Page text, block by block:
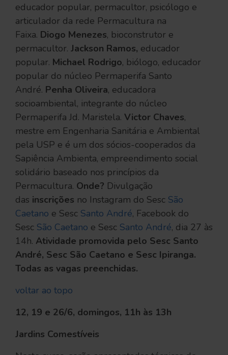
educador popular, permacultor, psicólogo e
articulador da rede Permacultura na
Faixa. Diogo Menezes, bioconstrutor e
permacultor. Jackson Ramos, educador
popular. Michael Rodrigo, biólogo, educador
popular do núcleo Permaperifa Santo
André. Penha Oliveira, educadora
socioambiental, integrante do núcleo
Permaperifa Jd. Maristela. Victor Chaves,
mestre em Engenharia Sanitária e Ambiental
pela USP e é um dos sócios-cooperados da
Sapiência Ambienta, empreendimento social
solidário baseado nos princípios da
Permacultura. Onde? Divulgação
das inscrições no Instagram do Sesc São
Caetano e Sesc Santo André, Facebook do
Sesc São Caetano e Sesc Santo André, dia 27 às
14h. Atividade promovida pelo Sesc Santo
André, Sesc São Caetano e Sesc Ipiranga.
Todas as vagas preenchidas.
voltar ao topo
12, 19 e 26/6, domingos, 11h às 13h
Jardins Comestíveis